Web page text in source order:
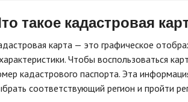
такое кадастровая
карта — это графическое
Чтобы воспользоваться
кадастрового паспорта. Эта
соответствующий регион и пройти